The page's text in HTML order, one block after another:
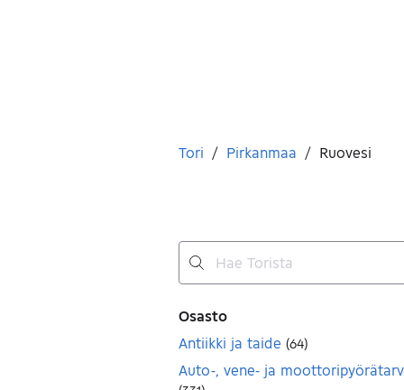
Olet tässä
Tori / Pirkanmaa / Ruovesi
Suodattimet
Osasto
Antiikki ja taide (64)
Auto-, vene- ja